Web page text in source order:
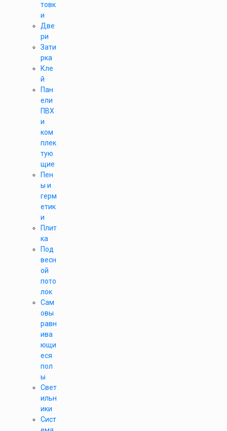
товк
и
Две
ри
Зати
рка
Кле
й
Пан
ели
ПВХ
и
ком
плек
тую
щие
Пен
ы и
герм
етик
и
Плит
ка
Под
весн
ой
пото
лок
Сам
овы
равн
ива
ющи
еся
пол
ы
Свет
ильн
ики
Сист